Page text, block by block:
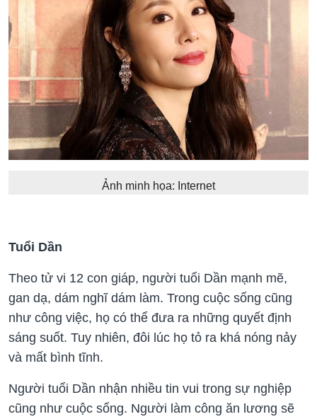
Ảnh minh họa: Internet
Tuổi Dần
Theo tử vi 12 con giáp, người tuổi Dần mạnh mẽ,
gan dạ, dám nghĩ dám làm. Trong cuộc sống cũng
như công việc, họ có thể đưa ra những quyết định
sáng suốt. Tuy nhiên, đôi lúc họ tỏ ra khá nóng nảy
và mất bình tĩnh.
Người tuổi Dần nhận nhiều tin vui trong sự nghiệp
cũng như cuộc sống. Người làm công ăn lương sẽ